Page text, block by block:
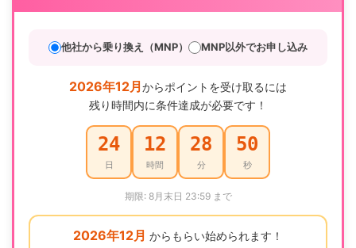
他社から乗り換え（MNP） MNP以外でお申し込み
2026年12月 からポイントを受け取るには
残り時間内に条件達成が必要です！
24
日
12
時間
28
分
49
秒
期限: 8月末日 23:59 まで
2026年12月 からもらい始められます！